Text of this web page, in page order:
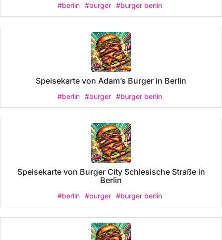
#berlin #burger #burger berlin
Speisekarte von Adam’s Burger in Berlin
#berlin #burger #burger berlin
Speisekarte von Burger City Schlesische Straße in
Berlin
#berlin #burger #burger berlin